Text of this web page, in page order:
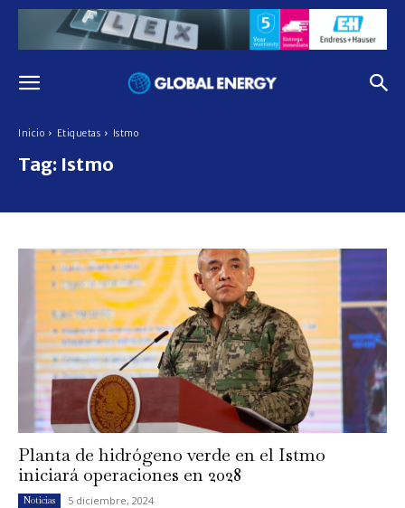
Inicio Etiquetas Istmo
Tag: Istmo
Planta de hidrógeno verde en el Istmo
iniciará operaciones en 2028
Noticias 5 diciembre, 2024